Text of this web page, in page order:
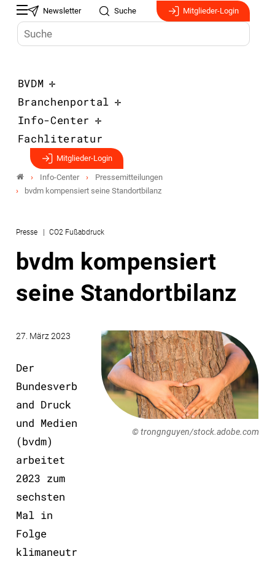
Newsletter Suche Mitglieder-Login
BVDM
Branchenportal
Info-Center
Fachliteratur
Mitglieder-Login
Info-Center
Pressemitteilungen
bvdm kompensiert seine Standortbilanz
Presse CO2 Fußabdruck
bvdm kompensiert
seine Standortbilanz
27. März 2023
Der
Bundesverb
and Druck
und Medien
(bvdm)
arbeitet
2023 zum
sechsten
Mal in
Folge
klimaneutr
© trongnguyen/stock.adobe.com